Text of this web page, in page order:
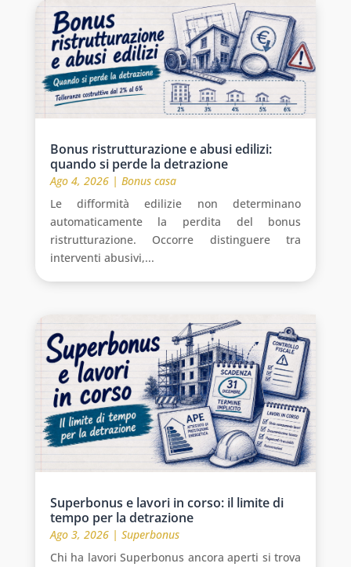
Bonus ristrutturazione e abusi edilizi:
quando si perde la detrazione
Ago 4, 2026| Bonus casa
Le difformità edilizie non determinano
automaticamente la perdita del bonus
ristrutturazione. Occorre distinguere tra
interventi abusivi,...
Superbonus e lavori in corso: il limite di
tempo per la detrazione
Ago 3, 2026| Superbonus
Chi ha lavori Superbonus ancora aperti si trova